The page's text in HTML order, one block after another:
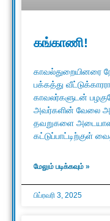
கங்காணி!
காவல்துறையினரை
பக்கத்து
காவலர்களுடன்
அவர்களின் வேலை
தவறுகளை
கட்டுப்பாட்டிற்குள்
மேலும் படிக்கவும் »
பிப்ரவரி 3, 2025